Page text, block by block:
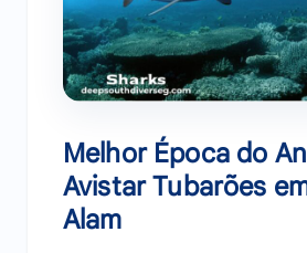
Melhor Época do
Avistar Tubarões
Alam